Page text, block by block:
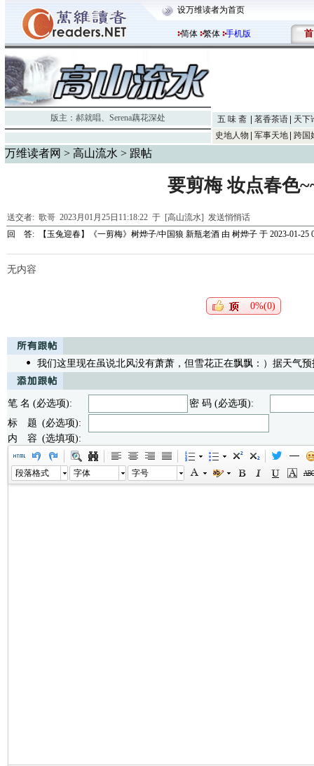
设万维读者为首页
简体 繁体 手机版 首
版主： 郝就唱、 Serena藕花深处 五 味 斋 茗香茶语
天下
史地人物
军事天地 跨国
万维读者网 > 高山流水 > 跟帖
要剪梅 妆点春色
送交者: 歌哥 2023月01月25日11:18:22 于 [高山流水] 发送悄悄话
回 答:
【玉兔迎春】《一剪梅》树烨子/中国狼 新瓶老酒 由 树烨子 于 2023-01-25
无内容
0%(0)
我们这里现在虽说北风没有萧萧，但雪花正在飘飘：）据天气预
笔 名 (必选项):
密 码 (必选项):
标 题 (必选项):
内 容 (选填项):
段落格式 字体 字号